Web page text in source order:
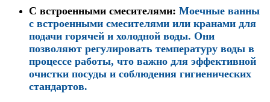
С встроенными смесителями: Моечные ванны
с встроенными смесителями или кранами для
подачи горячей и холодной воды. Они
позволяют регулировать температуру воды в
процессе работы, что важно для эффективной
очистки посуды и соблюдения гигиенических
стандартов.